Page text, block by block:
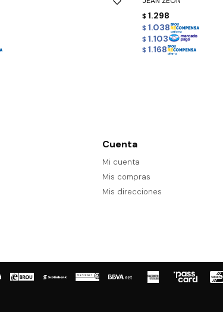
$ 1.298
$ 1.038
$ 1.103
$ 1.168
Cuenta
Mi cuenta
Mis compras
Mis direcciones